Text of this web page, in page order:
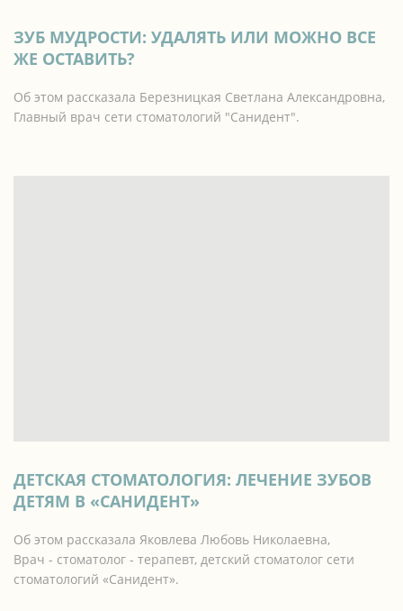
ЗУБ МУДРОСТИ: УДАЛЯТЬ ИЛИ МОЖНО ВСЕ
ЖЕ ОСТАВИТЬ?
Об этом рассказала Березницкая Светлана Александровна,
Главный врач сети стоматологий "Санидент".
ДЕТСКАЯ СТОМАТОЛОГИЯ: ЛЕЧЕНИЕ ЗУБОВ
ДЕТЯМ В «САНИДЕНТ»
Об этом рассказала Яковлева Любовь Николаевна,
Врач - стоматолог - терапевт, детский стоматолог сети
стоматологий «Санидент».